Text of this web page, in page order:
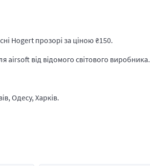
Hogert прозорі за ціною ₴150.
airsoft від відомого світового виробника.
Одесу, Харків.